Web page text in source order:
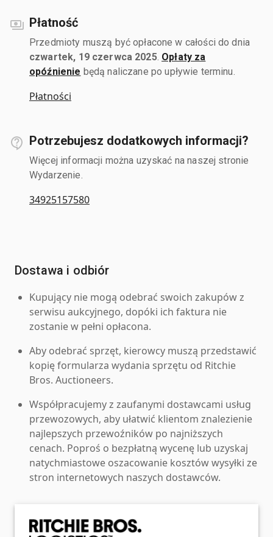
Płatność
Przedmioty muszą być opłacone w całości do dnia
czwartek, 19 czerwca 2025. Opłaty za
opóźnienie będą naliczane po upływie terminu.
Płatności
Potrzebujesz dodatkowych informacji?
Więcej informacji można uzyskać na naszej stronie
Wydarzenie.
34925157580
Dostawa i odbiór
Kupujący nie mogą odebrać swoich zakupów z
serwisu aukcyjnego, dopóki ich faktura nie
zostanie w pełni opłacona.
Aby odebrać sprzęt, kierowcy muszą przedstawić
kopię formularza wydania sprzętu od Ritchie
Bros. Auctioneers.
Współpracujemy z zaufanymi dostawcami usług
przewozowych, aby ułatwić klientom znalezienie
najlepszych przewoźników po najniższych
cenach. Poproś o bezpłatną wycenę lub uzyskaj
natychmiastowe oszacowanie kosztów wysyłki ze
stron internetowych naszych dostawców.